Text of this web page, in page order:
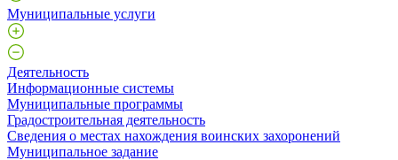
Муниципальные услуги
Деятельность
Информационные системы
Муниципальные программы
Градостроительная деятельность
Сведения о местах нахождения воинских захоронений
Муниципальное задание